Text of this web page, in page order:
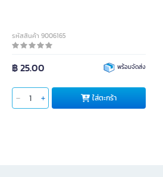
รหัสสินค้า 9006165
฿ 25.00 พร้อมจัดส่ง
ใส่ตะกร้า